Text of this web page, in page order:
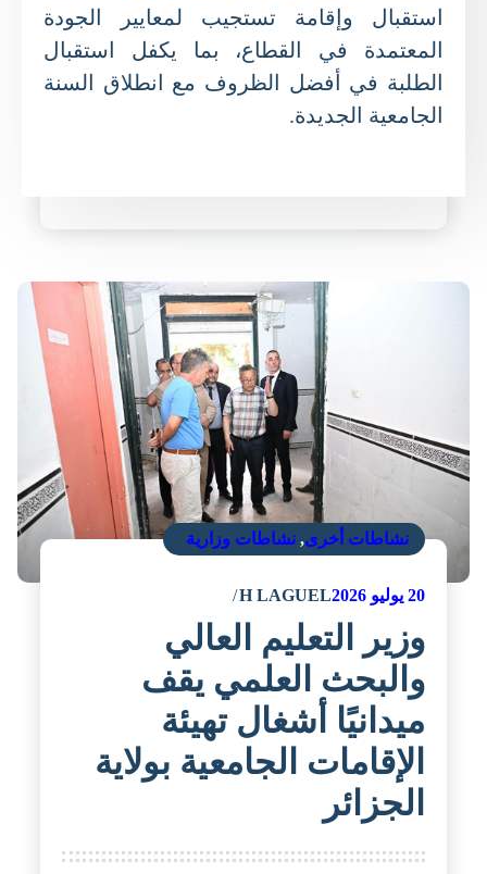
استقبال وإقامة تستجيب لمعايير الجودة
المعتمدة في القطاع، بما يكفل استقبال
الطلبة في أفضل الظروف مع انطلاق السنة
الجامعية الجديدة.
نشاطات أخرى,نشاطات وزارية
20يوليو 2026 H LAGUEL
وزير التعليم العالي
والبحث العلمي يقف
ميدانيًا أشغال تهيئة
الإقامات الجامعية بولاية
الجزائر